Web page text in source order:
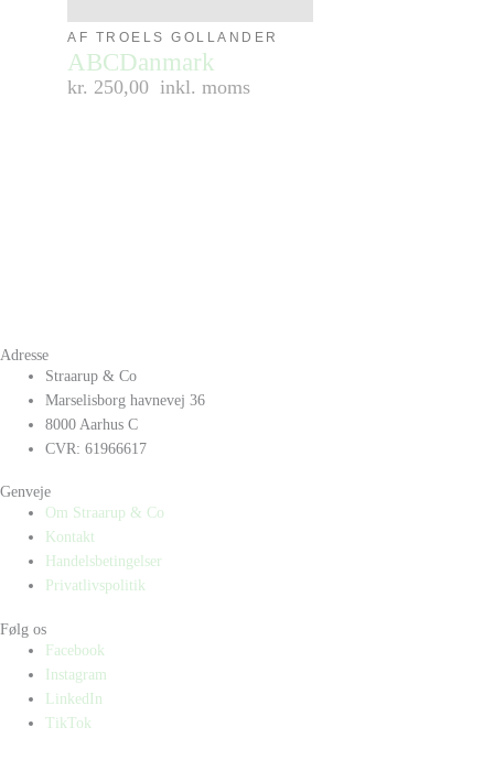
AF TROELS GOLLANDER
ABCDanmark
kr. 250,00 inkl. moms
Adresse
Straarup & Co
Marselisborg havnevej 36
8000 Aarhus C
CVR: 61966617
Genveje
Om Straarup & Co
Kontakt
Handelsbetingelser
Privatlivspolitik
Følg os
Facebook
Instagram
LinkedIn
TikTok